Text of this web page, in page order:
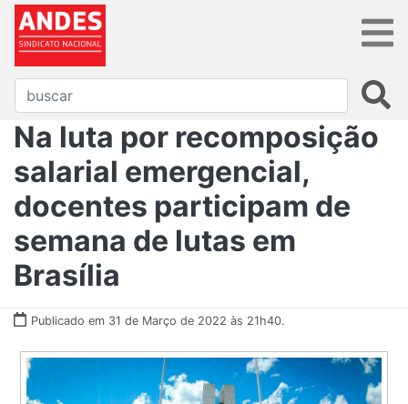
Na luta por recomposição
salarial emergencial,
docentes participam de
semana de lutas em
Brasília
Publicado em 31 de Março de 2022 às 21h40.